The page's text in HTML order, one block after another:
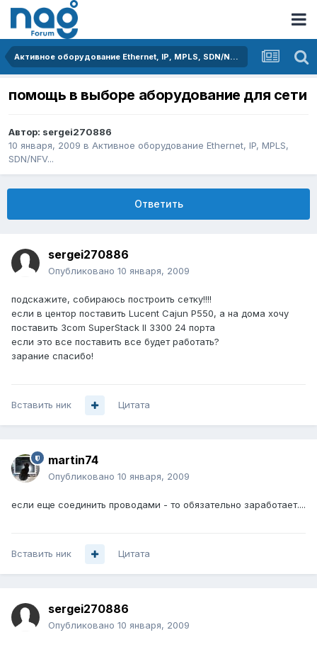
Активное оборудование Ethernet, IP, MPLS, SDN/NFV...
помощь в выборе аборудование для сети
Автор: sergei270886
10 января, 2009 в Активное оборудование Ethernet, IP, MPLS,
SDN/NFV...
Ответить
sergei270886
Опубликовано 10 января, 2009
подскажите, собираюсь построить сетку!!!!
если в центор поставить Lucent Cajun P550, а на дома хочу
поставить 3com SuperStack II 3300 24 порта
если это все поставить все будет работать?
зарание спасибо!
Вставить ник Цитата
martin74
Опубликовано 10 января, 2009
если еще соединить проводами - то обязательно заработает....
Вставить ник Цитата
sergei270886
Опубликовано 10 января, 2009